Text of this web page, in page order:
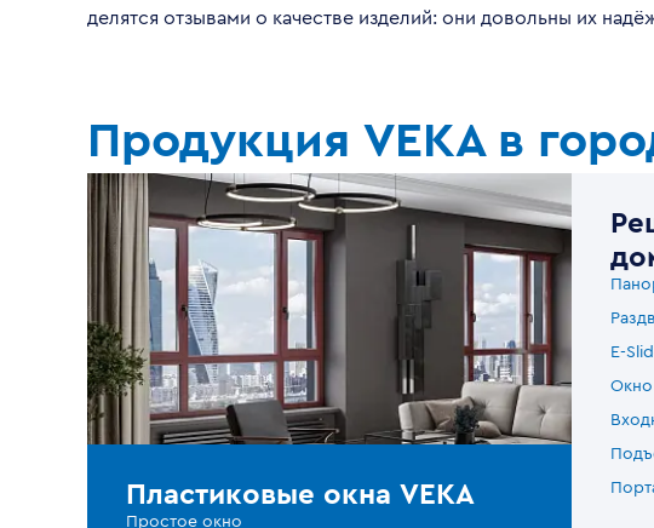
делятся отзывами о качестве изделий: они довольны их
Продукция VEKA в
Пластиковые окна VEKA
Простое окно
E-
Окно